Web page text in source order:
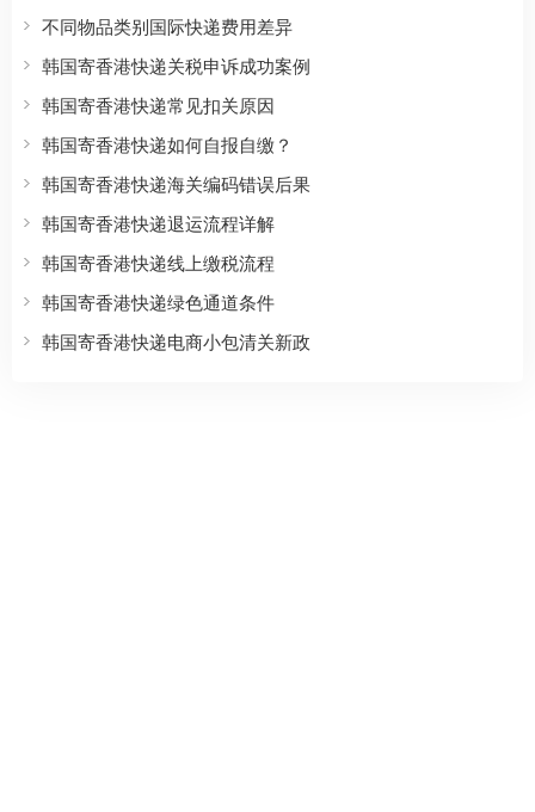
不同物品类别国际快递费用差异
韩国寄香港快递关税申诉成功案例
韩国寄香港快递常见扣关原因
韩国寄香港快递如何自报自缴？
韩国寄香港快递海关编码错误后果
韩国寄香港快递退运流程详解
韩国寄香港快递线上缴税流程
韩国寄香港快递绿色通道条件
韩国寄香港快递电商小包清关新政